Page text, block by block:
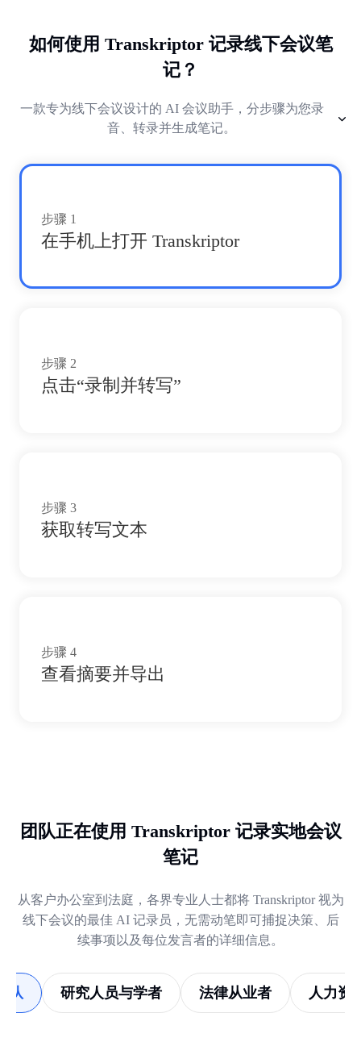
如何使用 Transkriptor 记录线下会议笔
记？
一款专为线下会议设计的 AI 会议助手，分步骤为您录
音、转录并生成笔记。
步骤 1
在手机上打开 Transkriptor
步骤 2
点击“录制并转写”
步骤 3
获取转写文本
步骤 4
查看摘要并导出
团队正在使用 Transkriptor 记录实地会议
笔记
从客户办公室到法庭，各界专业人士都将 Transkriptor 视为
线下会议的最佳 AI 记录员，无需动笔即可捕捉决策、后
续事项以及每位发言者的详细信息。
队 研究人员与学者 法律从业者 人力资